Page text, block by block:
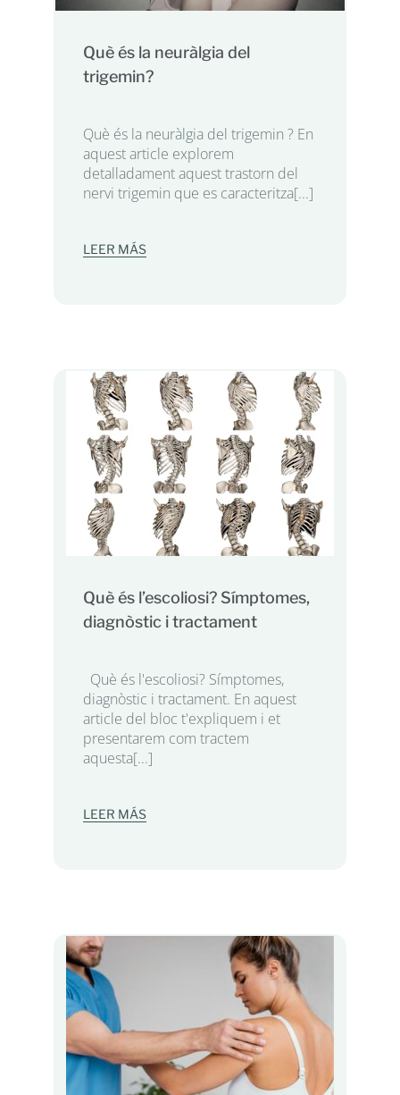
Què és la neuràlgia del
trigemin?
Què és la neuràlgia del trigemin ? En
aquest article explorem
detalladament aquest trastorn del
nervi trigemin que es caracteritza[...]
LEER MÁS
Què és l’escoliosi? Símptomes,
diagnòstic i tractament
Què és l'escoliosi? Símptomes,
diagnòstic i tractament. En aquest
article del bloc t'expliquem i et
presentarem com tractem
aquesta[...]
LEER MÁS